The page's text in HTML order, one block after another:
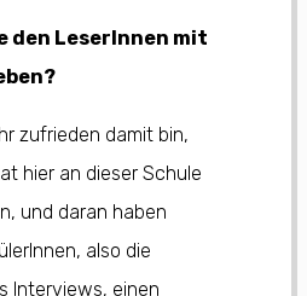
den LeserInnen mit
zufrieden damit bin,
hier an dieser Schule
und daran haben
also die
Interviews, einen